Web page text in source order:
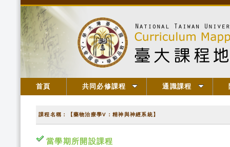
首頁 共同必修課程 通識課程
課程名稱：【藥物治療學V：精神與神經系統】
當學期所開設課程